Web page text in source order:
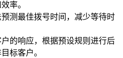
率。
预测最佳拨号时间，减少等待时
户的响应，根据预设规则进行后
标客户。